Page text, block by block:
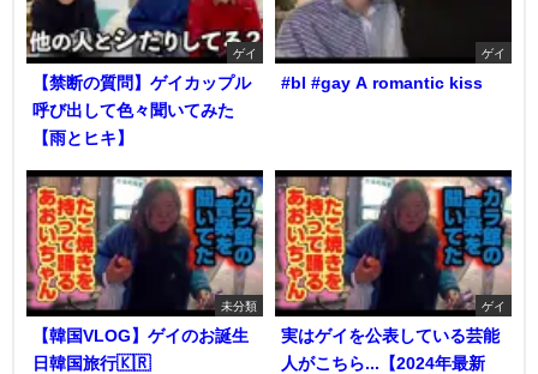
ゲイ
【禁断の質問】ゲイカップル
呼び出して色々聞いてみた
【雨とヒキ】
ゲイ
#bl #gay A romantic kiss
未分類
【韓国VLOG】ゲイのお誕生
日韓国旅行🇰🇷
ゲイ
実はゲイを公表している芸能
人がこちら...【2024年最新